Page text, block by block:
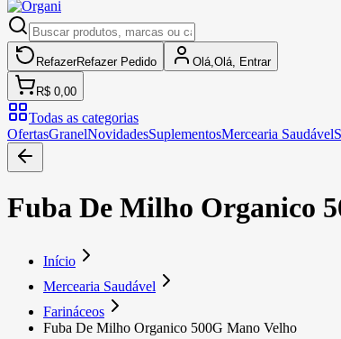
RefazerRefazer Pedido Olá, Olá, Entrar
R$ 0,00
Todas as categorias
OfertasGranelNovidadesSuplementosMercearia Saudável
Fuba De Milho Organico
Início
Mercearia Saudável
Farináceos
Fuba De Milho Organico 500G Mano Velho